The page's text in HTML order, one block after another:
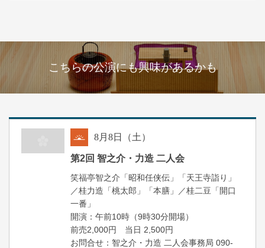
こちらの公演にも興味があるかも
8月8日（土）
第2回 智之介・力造 二人会
笑福亭智之介「昭和任侠伝」「天王寺詣り」
／桂力造「桃太郎」「本膳」／桂二豆「開口
一番」
開演：午前10時（9時30分開場）
前売2,000円 当日 2,500円
お問合せ：智之介・力造 二人会事務局 090-